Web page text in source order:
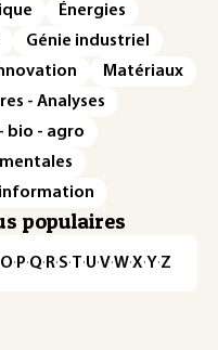
Énergies
Génie industriel
Matériaux
- Analyses
bio - agro
populaires
O· P·Q· R·S·T·U·V·W·X·Y·Z